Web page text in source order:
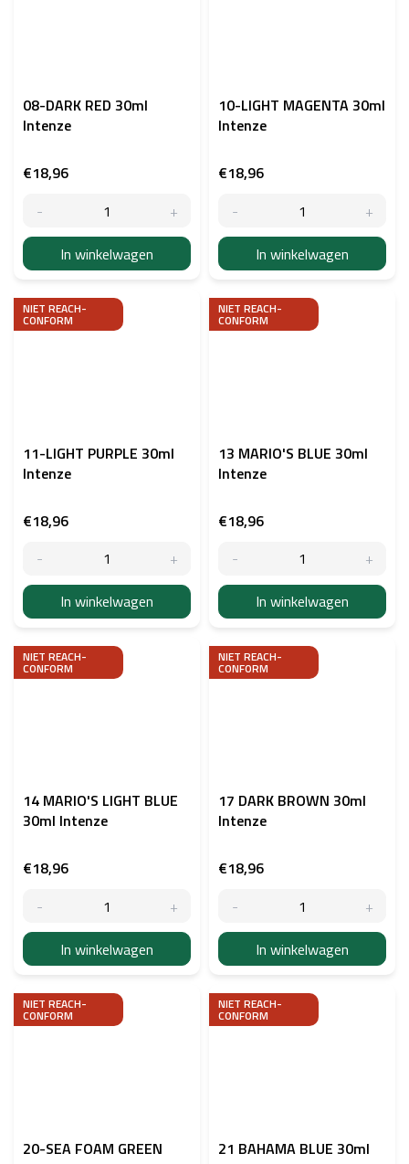
08-DARK RED 30ml
Intenze
€18,96
In winkelwagen
10-LIGHT MAGENTA 30ml
Intenze
€18,96
In winkelwagen
NIET REACH-
CONFORM
11-LIGHT PURPLE 30ml
Intenze
€18,96
In winkelwagen
NIET REACH-
CONFORM
13 MARIO'S BLUE 30ml
Intenze
€18,96
In winkelwagen
NIET REACH-
CONFORM
14 MARIO'S LIGHT BLUE
30ml Intenze
€18,96
In winkelwagen
NIET REACH-
CONFORM
17 DARK BROWN 30ml
Intenze
€18,96
In winkelwagen
NIET REACH-
CONFORM
20-SEA FOAM GREEN
NIET REACH-
CONFORM
21 BAHAMA BLUE 30ml